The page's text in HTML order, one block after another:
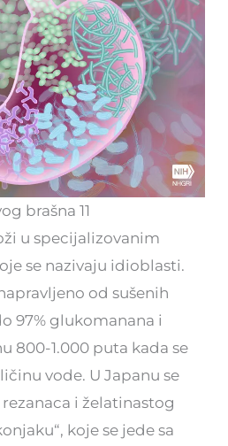
brašna 11
u specijalizovanim
se nazivaju idioblasti.
od sušenih
97% glukomanana i
800-1.000 puta kada se
vode. U Japanu se
i želatinastog
koje se jede sa